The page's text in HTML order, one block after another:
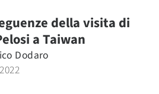
della visita di
a Taiwan
Dodaro